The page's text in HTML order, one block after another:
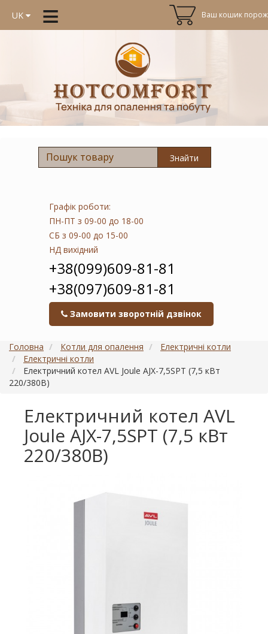
UK ≡ Ваш кошик
Знайти
Графік роботи:
ПН-ПТ з 09-00 до 18-00
СБ з 09-00 до 15-00
НДвихідний
+38(099)609-81-81
+38(097)609-81-81
Замовити зворотній дзвінок
Головна Котли для опалення
Електричні котли
Електричні котли
Електричний котел AVL Joule AJX-7,5SPT (7,5 кВт
220/380В)
Електричний котел AVL
Joule AJX-7,5SPT (7,5 кВт
220/380В)